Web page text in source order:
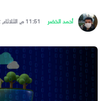
أحمد الخضر 11:51 م, الثلاثاء, 2 نوفمبر 2021